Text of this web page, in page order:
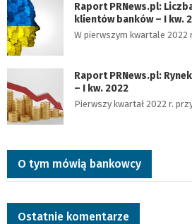
Raport PRNews.pl:
klientów banków – I kw.
W pierwszym kwartale 2022
Raport PRNews.pl:
– I kw. 2022
Pierwszy kwartał 2022 r.
O tym mówią bankowcy
Ostatnie komentarze